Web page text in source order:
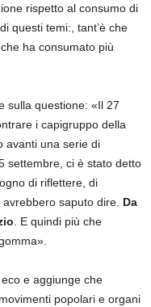
rispetto al consumo di
questi temi:, tant’è che
ha consumato più
sulla questione: «Il 27
i capigruppo della
avanti una serie di
settembre, ci è stato detto
di riflettere, di
saputo dire. Da
. E quindi più che
e aggiunge che
popolari e organi